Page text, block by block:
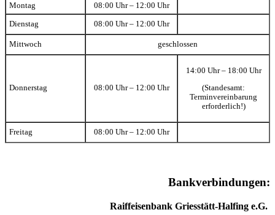
Montag 08:00 Uhr – 12:00 Uhr
Dienstag 08:00 Uhr – 12:00 Uhr
Mittwoch geschlossen
Donnerstag 08:00 Uhr – 12:00 Uhr
14:00 Uhr – 18:00 Uhr
(Standesamt:
Terminvereinbarung
erforderlich!)
Freitag 08:00 Uhr – 12:00 Uhr
Bankverbindungen:
Raiffeisenbank Griesstätt-Halfing e.G.